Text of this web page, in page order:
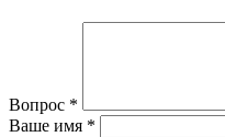
Вопрос *
Ваше имя *